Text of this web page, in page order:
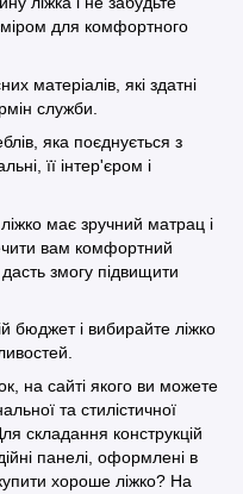
для комфортного
матеріалів, які здатні
служби.
яка поєднується з
її інтер'єром і
має зручний матрац і
вам комфортний
дасть змогу підвищити
бюджет і вибирайте ліжко
на сайті якого ви можете
та стилістичної
складання конструкцій
панелі, оформлені в
хороше ліжко? На